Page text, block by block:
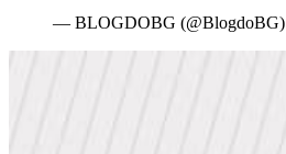
— BLOGDOBG (@BlogdoBG)